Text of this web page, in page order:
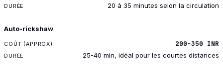
20 à 35 minutes selon la circulation
Auto-rickshaw
200-350 INR
25-40 min, idéal pour les courtes distances